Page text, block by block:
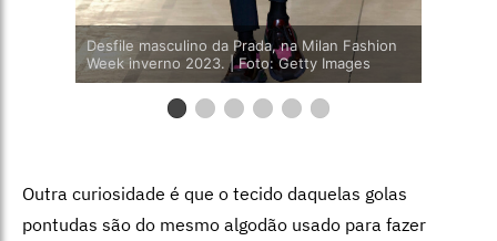
Desfile masculino da Prada, na Milan Fashion
Week inverno 2023. | Foto: Getty Images
Outra curiosidade é que o tecido daquelas golas
pontudas são do mesmo algodão usado para fazer